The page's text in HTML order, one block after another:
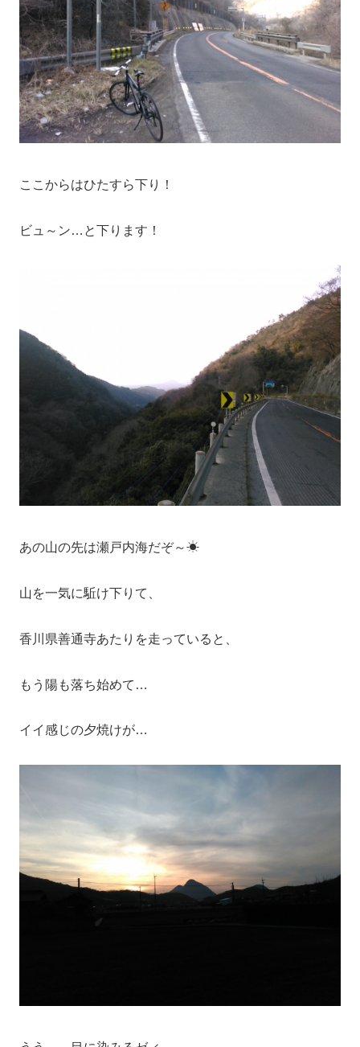
ここからはひたすら下り！
ビュ～ン…と下ります！
あの山の先は瀬戸内海だぞ～☀
山を一気に駈け下りて、
香川県善通寺あたりを走っていると、
もう陽も落ち始めて…
イイ感じの夕焼けが…